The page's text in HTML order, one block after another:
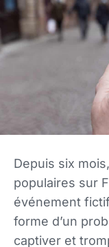
Depuis six
populaires sur
événement
forme d’un
captiver et